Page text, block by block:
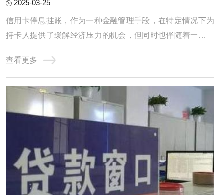
2025-03-25
信用卡停息挂账，作为一种金融管理手段，在特定情况下为
持卡人提供了缓解经济压力的机会，但同时也伴随着一些潜
信用卡停息挂账的首要好处是暂时减轻持卡人的资金压力。
在面临生活突发事件、收支不平衡或经济困难时，通过停息
挂账可以延迟部分信用卡还款，使持卡人能 ...
查看更多